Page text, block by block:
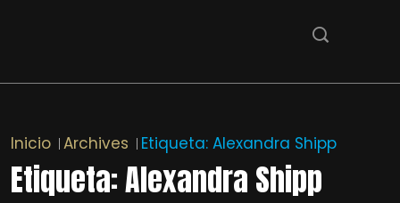
Inicio Archives Etiqueta: Alexandra Shipp
Etiqueta:Alexandra Shipp